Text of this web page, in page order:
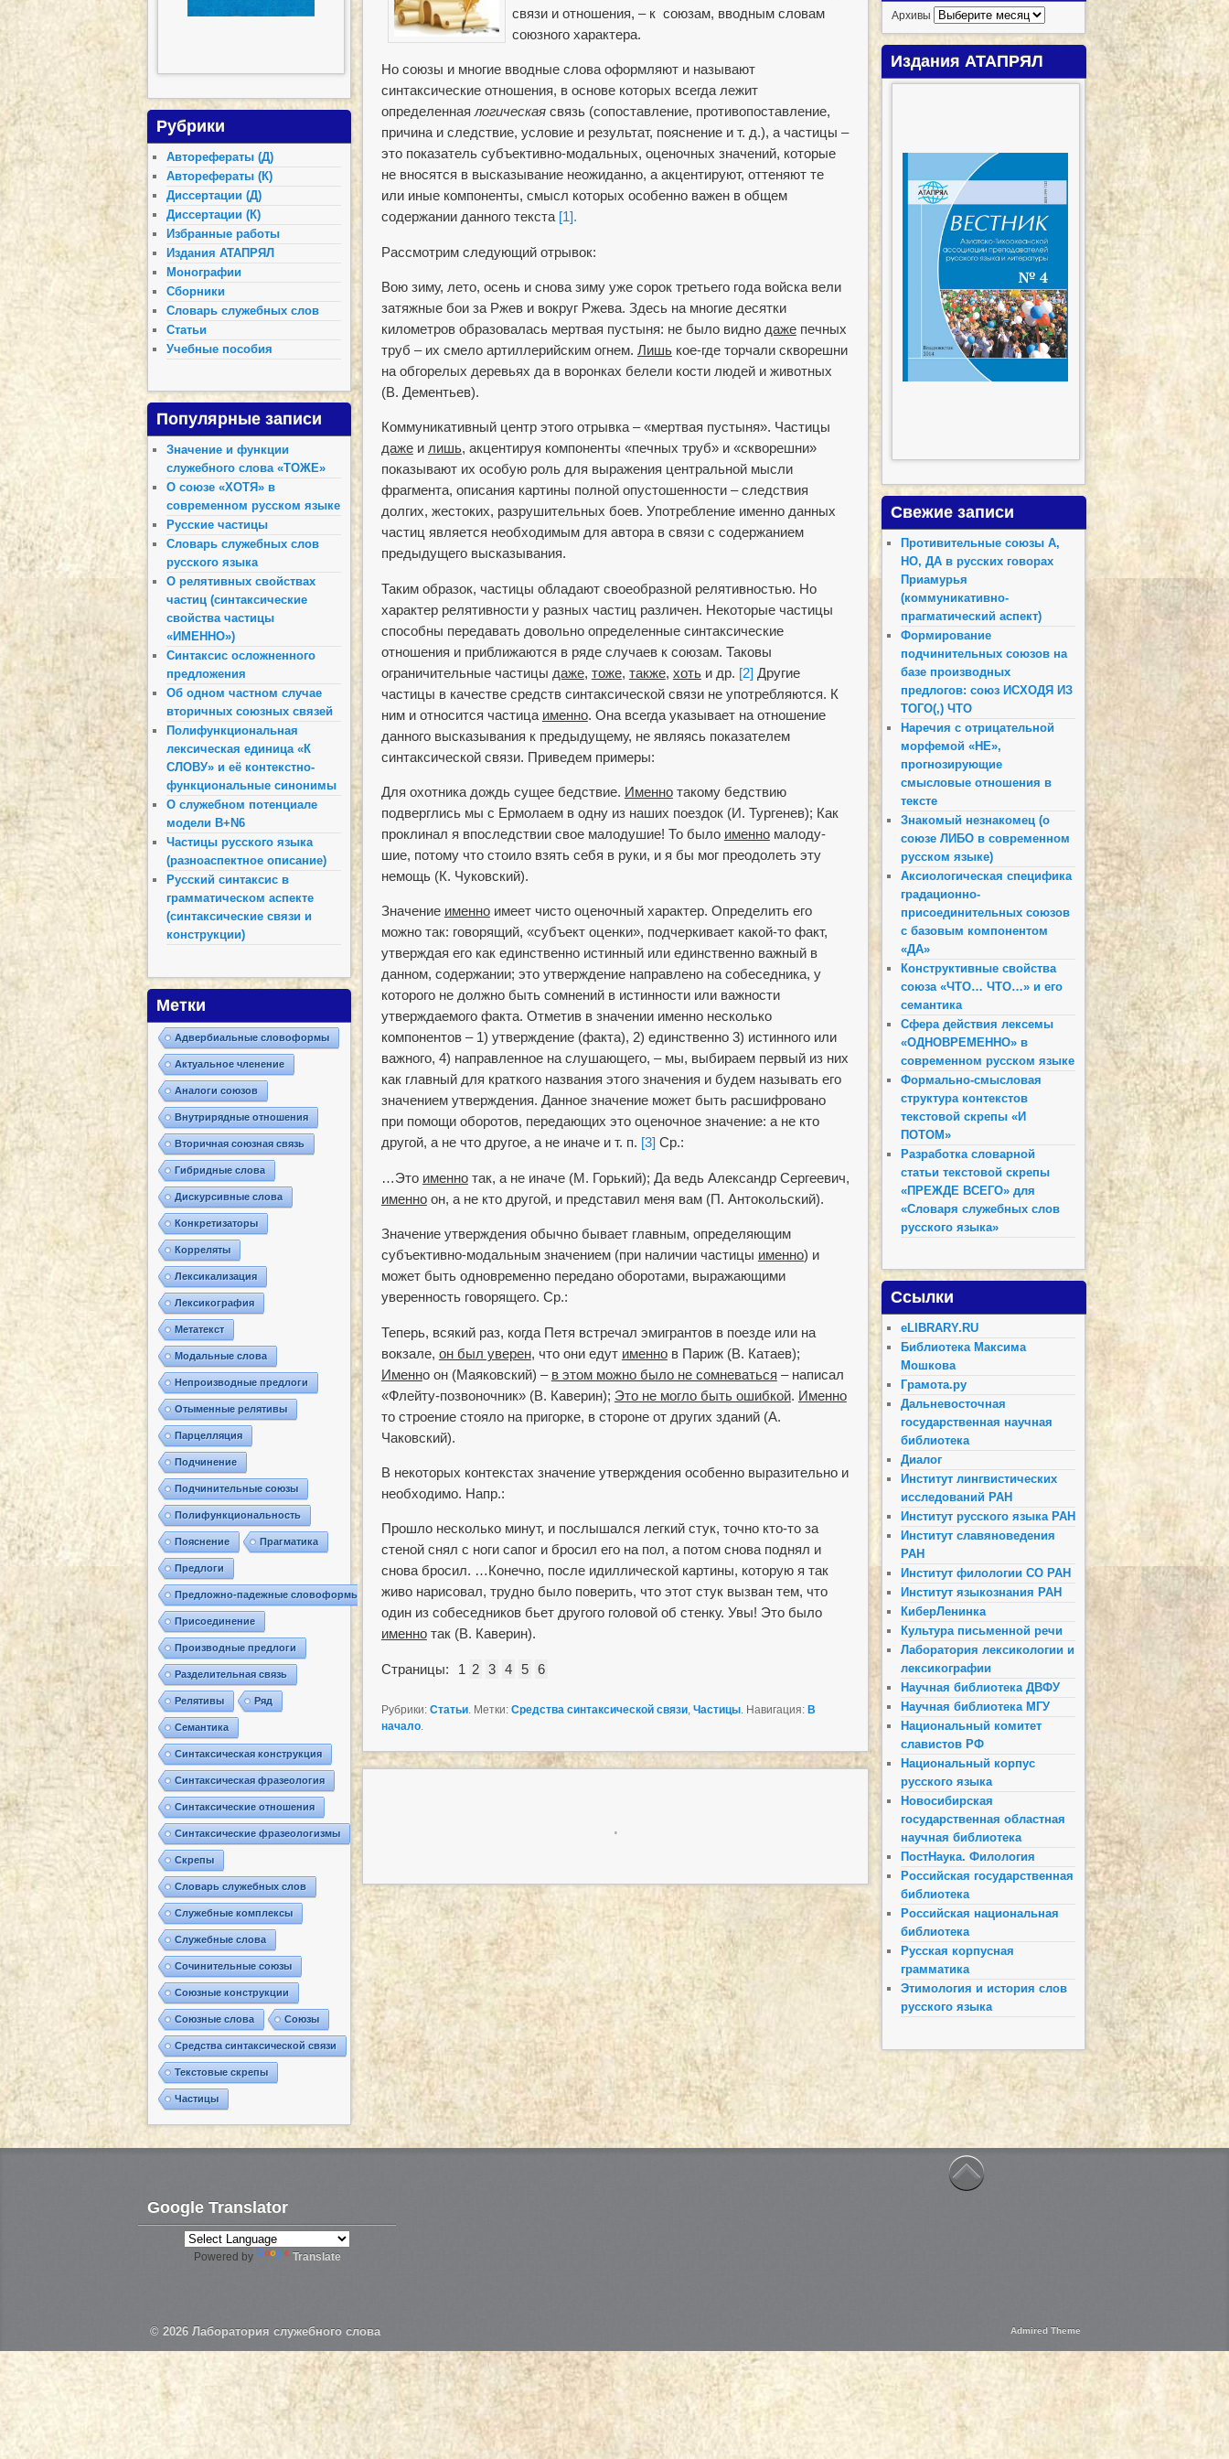
связи и отношения, – к союзам, вводным словам
союзного характера.
Но союзы и многие вводные слова оформляют и назы­вают
синтаксические отношения, в основе которых всегда лежит
определенная логическаясвязь (сопоставление, противопоставление,
причина и следствие, условие и результат, пояснение и т. д.), а частицы –
это показатель субъективно-модальных, оценочных значений, которые
не вносятся в высказыва­ние неожиданно, а акцентируют, оттеняют те
или иные компоненты, смысл которых особенно важен в общем
содержании данного текста [1].
Рассмотрим следующий отрывок:
Вою зиму, лето, осень и снова зиму уже сорок третьего года войска вели
затяжные бои за Ржев и вокруг Ржева. Здесь на многие десятки
километров обра­зовалась мертвая пустыня: не было видно дажепечных
труб – их смело артиллерийским огнем. Лишькое-где торчали скворешни
на обгорелых деревьях да в воронках белели кости людей и животных
(В. Дементьев).
Коммуникативный центр этого отрывка – «мертвая пустыня». Частицы
дажеи лишь, акцентируя компоненты «печных труб» и «скворешни»
показывают их особую роль для выражения центральной мысли
фрагмента, описания картины полной опустошенности – следствия
долгих, жестоких, разрушительных боев. Употребление именно данных
частиц является необходимым для автора в связи с содержанием
предыдущего высказывания.
Таким образок, частицы обладают своеобразной релятивностью. Но
характер релятивности у разных частиц различен. Некоторые частицы
способны передавать довольно определенные синтаксические
отношения и приближаются в ряде случаев к союзам. Таковы
ограничительные частицы даже, тоже, также, хотьи др. [2] Другие
частицы в качестве средств синтаксической связи не употребляются. К
ним и относится частица именно. Она всегда указывает на отношение
данного высказывания к предыдущему, не являясь показателем
синтаксической связи. Приведем примеры:
Для охот­ника дождь сущее бедствие. Именнотакому бедствию
подверглись мы с Ермолаем в одну из наших поездок (И. Тургенев); Как
про­клинал я впоследствии свое малодушие! То было именномалоду­
шие, потому что стоило взять себя в руки, и я бы мог преодо­леть эту
немощь (К. Чуковский).
Значение именноимеет чисто оценочный характер. Определить его
можно так: говорящий, «субъект оценки», подчеркивает какой-то факт,
утверждая его как единственно истинный или един­ственно важный в
данном, содержании; это утверждение направле­но на собеседника, у
которого не должно быть сомнений в истинности или важности
утверждаемого факта. Отметив в значении именно несколько
компонентов – 1) утверждение (факта), 2) единственно 3) истинного или
важного, 4) направленное на слушающего, – мы, выбираем первый из них
как главный для краткого названия этого значения и будем называть его
значением утверждения. Данное значение может быть расшифровано
при помощи оборотов, передающих это оценочное значение: а не кто
другой, а не что другое, а не иначе и т. п. [3] Ср.:
…Это именнотак, а не иначе (М. Горький); Да ведь Александр Сергеевич,
именноон, а не кто другой, и представил меня вам (П. Антокольский).
Значение утверждения обычно бывает главным, определяющим
субъективно-модальным значением (при наличии частицы именно) и
может быть одновременно передано оборотами, выражающими
уверенность говорящего. Ср.:
Теперь, всякий раз, когда Петя встречал эмигрантов в поезде или на
вокзале, он был уверен, что они едут именнов Париж (В. Катаев);
Именно он (Маяковский) – в этом можно было не сомневаться – написал
«Флейту-позвоночник» (В. Каверин); Это не могло быть ошибкой. Именно
то строение стояло на пригорке, в стороне от других зданий (А.
Чаковский).
В некоторых контекстах значение утверждения особенно выра­зительно и
необходимо. Напр.:
Прошло несколько минут, и послышался легкий стук, точно кто-то за
стеной снял с ноги сапог и бросил его на пол, а потом снова поднял и
снова бросил. …Ко­нечно, после идиллической картины, которую я так
живо нарисовал, трудно было поверить, что этот стук вызван тем, что
один из собеседников бьет другого головой об стенку. Увы! Это было
именнотак (В. Каверин).
Страницы: 1 2 3 4 5 6
Рубрики: Статьи. Метки: Средства синтаксической связи, Частицы. Навигация: В
начало.
.
Рубрики
Авторефераты (Д)
Авторефераты (К)
Диссертации (Д)
Диссертации (К)
Избранные работы
Издания АТАПРЯЛ
Монографии
Сборники
Словарь служебных слов
Статьи
Учебные пособия
Популярные записи
Значение и функции
служебного слова «ТОЖЕ»
О союзе «ХОТЯ» в
современном русском языке
Русские частицы
Словарь служебных слов
русского языка
О релятивных свойствах
частиц (синтаксические
свойства частицы
«ИМЕННО»)
Синтаксис осложненного
предложения
Об одном частном случае
вторичных союзных связей
Полифункциональная
лексическая единица «К
СЛОВУ» и её контекстно-
функциональные синонимы
О служебном потенциале
модели B+N6
Частицы русского языка
(разноаспектное описание)
Русский синтаксис в
грамматическом аспекте
(синтаксические связи и
конструкции)
Метки
Адвербиальные словоформы
Актуальное членение
Аналоги союзов
Внутрирядные отношения
Вторичная союзная связь
Гибридные слова
Дискурсивные слова
Конкретизаторы
Корреляты
Лексикализация
Лексикография
Метатекст
Модальные слова
Непроизводные предлоги
Отыменные релятивы
Парцелляция
Подчинение
Подчинительные союзы
Полифункциональность
Пояснение Прагматика
Предлоги
Предложно-падежные словоформы
Присоединение
Производные предлоги
Разделительная связь
Релятивы Ряд
Семантика
Синтаксическая конструкция
Синтаксическая фразеология
Синтаксические отношения
Синтаксические фразеологизмы
Скрепы
Словарь служебных слов
Служебные комплексы
Служебные слова
Сочинительные союзы
Союзные конструкции
Союзные слова Союзы
Средства синтаксической связи
Текстовые скрепы
Частицы
Архивы
Издания АТАПРЯЛ
Свежие записи
Противительные союзы А,
НО, ДА в русских говорах
Приамурья
(коммуникативно-
прагматический аспект)
Формирование
подчинительных союзов на
базе производных
предлогов: союз ИСХОДЯ ИЗ
ТОГО(,) ЧТО
Наречия с отрицательной
морфемой «НЕ»,
прогнозирующие
смысловые отношения в
тексте
Знакомый незнакомец (о
союзе ЛИБО в современном
русском языке)
Аксиологическая специфика
градационно-
присоединительных союзов
с базовым компонентом
«ДА»
Конструктивные свойства
союза «ЧТО… ЧТО…» и его
семантика
Сфера действия лексемы
«ОДНОВРЕМЕННО» в
современном русском языке
Формально-смысловая
структура контекстов
текстовой скрепы «И
ПОТОМ»
Разработка словарной
статьи текстовой скрепы
«ПРЕЖДЕ ВСЕГО» для
«Словаря служебных слов
русского языка»
Ссылки
eLIBRARY.RU
Библиотека Максима
Мошкова
Грамота.ру
Дальневосточная
государственная научная
библиотека
Диалог
Институт лингвистических
исследований РАН
Институт русского языка РАН
Институт славяноведения
РАН
Институт филологии СО РАН
Институт языкознания РАН
КиберЛенинка
Культура письменной речи
Лаборатория лексикологии и
лексикографии
Научная библиотека ДВФУ
Научная библиотека МГУ
Национальный комитет
славистов РФ
Национальный корпус
русского языка
Новосибирская
государственная областная
научная библиотека
ПостНаука. Филология
Российская государственная
библиотека
Российская национальная
библиотека
Русская корпусная
грамматика
Этимология и история слов
русского языка
Google Translator
Powered by Translate
© 2026 Лаборатория служебного слова Admired Theme